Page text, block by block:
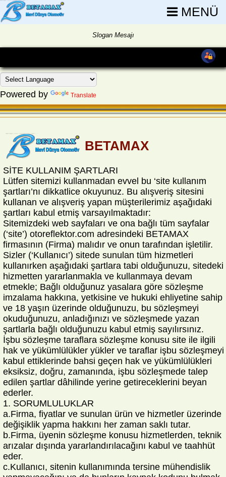
MENÜ
Slogan Mesajı
Powered by Translate
BETAMAX
SİTE KULLANIM ŞARTLARI
Lütfen sitemizi kullanmadan evvel bu ‘site kullanım
şartları’nı dikkatlice okuyunuz. Bu alışveriş sitesini
kullanan ve alışveriş yapan müşterilerimiz aşağıdaki
şartları kabul etmiş varsayılmaktadır:
Sitemizdeki web sayfaları ve ona bağlı tüm sayfalar
(‘site’) otoreflektor.com adresindeki BETAMAX
firmasının (Firma) malıdır ve onun tarafından işletilir.
Sizler (‘Kullanıcı’) sitede sunulan tüm hizmetleri
kullanırken aşağıdaki şartlara tabi olduğunuzu, sitedeki
hizmetten yararlanmakla ve kullanmaya devam
etmekle; Bağlı olduğunuz yasalara göre sözleşme
imzalama hakkına, yetkisine ve hukuki ehliyetine sahip
ve 18 yaşın üzerinde olduğunuzu, bu sözleşmeyi
okuduğunuzu, anladığınızı ve sözleşmede yazan
şartlarla bağlı olduğunuzu kabul etmiş sayılırsınız.
İşbu sözleşme taraflara sözleşme konusu site ile ilgili
hak ve yükümlülükler yükler ve taraflar işbu sözleşmeyi
kabul ettiklerinde bahsi geçen hak ve yükümlülükleri
eksiksiz, doğru, zamanında, işbu sözleşmede talep
edilen şartlar dâhilinde yerine getireceklerini beyan
ederler.
1. SORUMLULUKLAR
a.Firma, fiyatlar ve sunulan ürün ve hizmetler üzerinde
değişiklik yapma hakkını her zaman saklı tutar.
b.Firma, üyenin sözleşme konusu hizmetlerden, teknik
arızalar dışında yararlandırılacağını kabul ve taahhüt
eder.
c.Kullanıcı, sitenin kullanımında tersine mühendislik